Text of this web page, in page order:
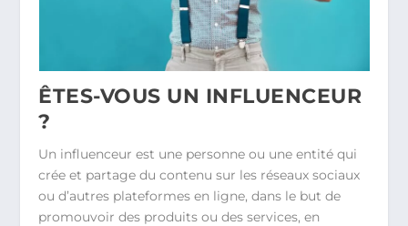
ÊTES-VOUS UN INFLUENCEUR
?
Un influenceur est une personne ou une entité qui
crée et partage du contenu sur les réseaux sociaux
ou d’autres plateformes en ligne, dans le but de
promouvoir des produits ou des services, en